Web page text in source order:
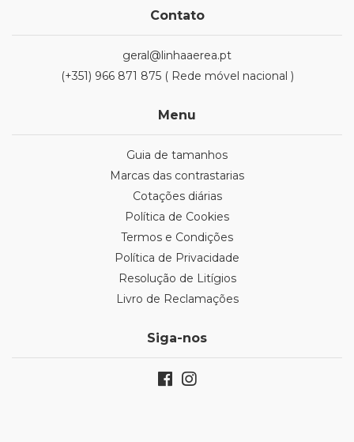
Contato
geral@linhaaerea.pt
(+351) 966 871 875 ( Rede móvel nacional )
Menu
Guia de tamanhos
Marcas das contrastarias
Cotações diárias
Política de Cookies
Termos e Condições
Política de Privacidade
Resolução de Litígios
Livro de Reclamações
Siga-nos